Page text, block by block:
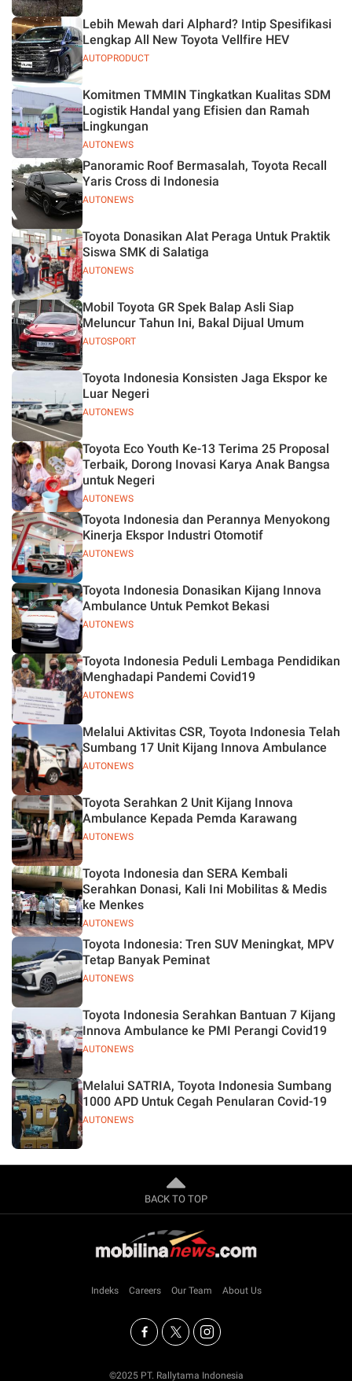
AUTOPRODUCT
Lebih Mewah dari Alphard? Intip Spesifikasi
Lengkap All New Toyota Vellfire HEV
AUTONEWS
Komitmen TMMIN Tingkatkan Kualitas SDM
Logistik Handal yang Efisien dan Ramah
Lingkungan
AUTONEWS
Panoramic Roof Bermasalah, Toyota Recall
Yaris Cross di Indonesia
AUTONEWS
Toyota Donasikan Alat Peraga Untuk Praktik
Siswa SMK di Salatiga
AUTOSPORT
Mobil Toyota GR Spek Balap Asli Siap
Meluncur Tahun Ini, Bakal Dijual Umum
AUTONEWS
Toyota Indonesia Konsisten Jaga Ekspor ke
Luar Negeri
AUTONEWS
Toyota Eco Youth Ke-13 Terima 25 Proposal
Terbaik, Dorong Inovasi Karya Anak Bangsa
untuk Negeri
AUTONEWS
Toyota Indonesia dan Perannya Menyokong
Kinerja Ekspor Industri Otomotif
AUTONEWS
Toyota Indonesia Donasikan Kijang Innova
Ambulance Untuk Pemkot Bekasi
AUTONEWS
Toyota Indonesia Peduli Lembaga Pendidikan
Menghadapi Pandemi Covid19
AUTONEWS
Melalui Aktivitas CSR, Toyota Indonesia Telah
Sumbang 17 Unit Kijang Innova Ambulance
AUTONEWS
Toyota Serahkan 2 Unit Kijang Innova
Ambulance Kepada Pemda Karawang
AUTONEWS
Toyota Indonesia dan SERA Kembali
Serahkan Donasi, Kali Ini Mobilitas & Medis
ke Menkes
AUTONEWS
Toyota Indonesia: Tren SUV Meningkat, MPV
Tetap Banyak Peminat
AUTONEWS
Toyota Indonesia Serahkan Bantuan 7 Kijang
Innova Ambulance ke PMI Perangi Covid19
AUTONEWS
Melalui SATRIA, Toyota Indonesia Sumbang
1000 APD Untuk Cegah Penularan Covid-19
BACK TO TOP
Indeks Careers Our Team About Us
©2025 PT. Rallytama Indonesia